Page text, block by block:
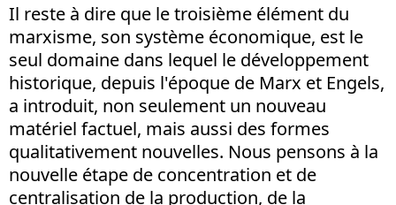
Il reste à dire que le troisième élément du
marxisme, son système économique, est le
seul domaine dans lequel le développement
historique, depuis l'époque de Marx et Engels,
a introduit, non seulement un nouveau
matériel factuel, mais aussi des formes
qualitativement nouvelles. Nous pensons à la
nouvelle étape de concentration et de
centralisation de la production, de la